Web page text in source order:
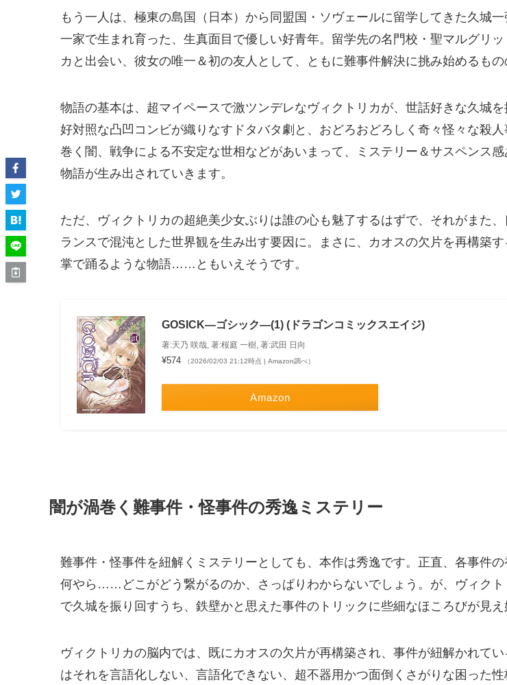
もう一人は、極東の島国（日本）から同盟国・ソヴェールに留学してきた久城
一家で生まれ育った、生真面目で優しい好青年。留学先の名門校・聖マルグリッ
カと出会い、彼女の唯一＆初の友人として、ともに難事件解決に挑み始めるも
物語の基本は、超マイペースで激ツンデレなヴィクトリカが、世話好きな久城を
好対照な凸凹コンビが織りなすドタバタ劇と、おどろおどろしく奇々怪々な殺
巻く闇、戦争による不安定な世相などがあいまって、ミステリー＆サスペンス
物語が生み出されていきます。
ただ、ヴィクトリカの超絶美少女ぶりは誰の心も魅了するはずで、それがまた
ランスで混沌とした世界観を生み出す要因に。まさに、カオスの欠片を再構築
掌で踊るような物語……ともいえそうです。
GOSICK―ゴシック―(1) (ドラゴンコミックスエイジ)
著:天乃 咲哉, 著:桜庭 一樹, 著:武田 日向
¥574 （2026/02/03 21:12時点 | Amazon調べ）
Amazon
闇が渦巻く難事件・怪事件の秀逸ミステリー
難事件・怪事件を紐解くミステリーとしても、本作は秀逸です。正直、各事件
何やら……どこがどう繋がるのか、さっぱりわからないでしょう。が、ヴィクト
で久城を振り回すうち、鉄壁かと思えた事件のトリックに些細なほころびが見え
ヴィクトリカの脳内では、既にカオスの欠片が再構築され、事件が紐解かれて
はそれを言語化しない、言語化できない、超不器用かつ面倒くさがりな困った